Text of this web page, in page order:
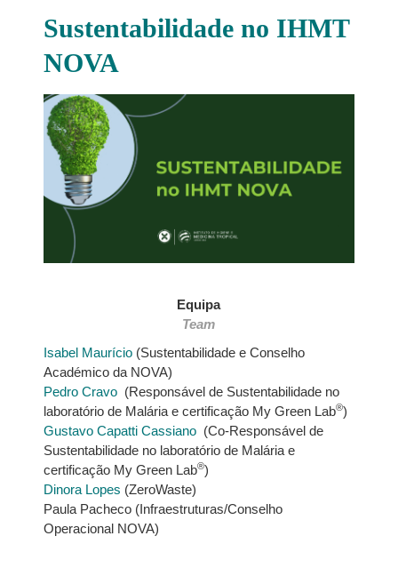
Sustentabilidade no IHMT
NOVA
Equipa
Team
Isabel Maurício(Sustentabilidade e Conselho
Académico da NOVA)
Pedro Cravo(Responsável de Sustentabilidade no
laboratório de Malária e certificação My Green Lab®)
Gustavo Capatti Cassiano(Co-Responsável de
Sustentabilidade no laboratório de Malária e
certificação My Green Lab®)
Dinora Lopes (ZeroWaste)
Paula Pacheco (Infraestruturas/Conselho
Operacional NOVA)